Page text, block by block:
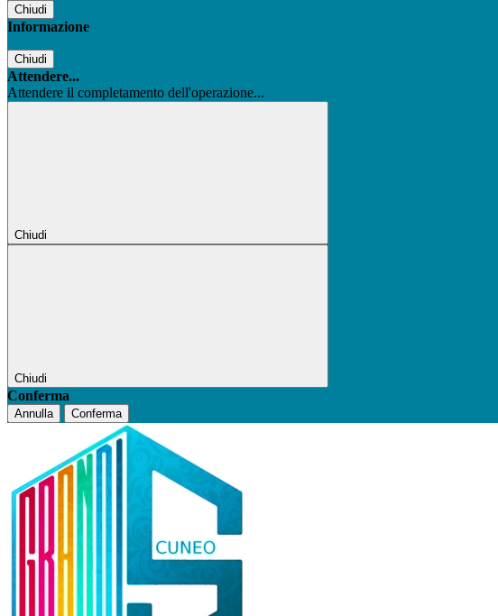
Chiudi
Informazione
Chiudi
Attendere...
Attendere il completamento dell'operazione...
Chiudi
Chiudi
Conferma
Annulla Conferma